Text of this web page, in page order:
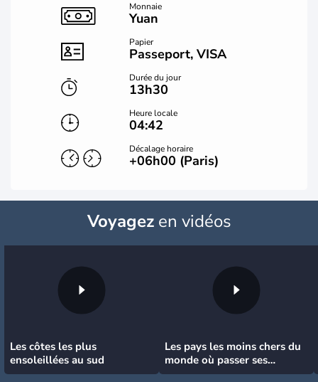
Monnaie
Yuan
Papier
Passeport, VISA
Durée du jour
13h30
Heure locale
04:42
Décalage horaire
+06h00 (Paris)
Voyagezen vidéos
Les côtes les plus
ensoleillées au sud
Les pays les moins chers du
monde où passer ses
vacances